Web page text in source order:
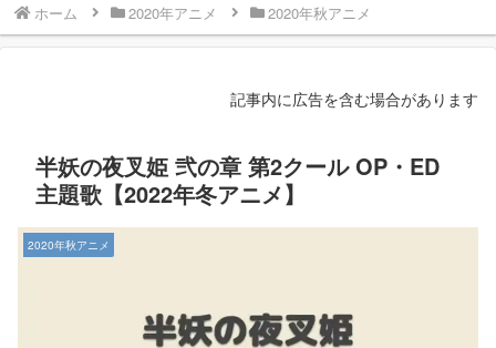
ホーム 2020年アニメ 2020年秋アニメ
記事内に広告を含む場合があります
半妖の夜叉姫 弐の章 第2クール OP・ED
主題歌【2022年冬アニメ】
2020年秋アニメ